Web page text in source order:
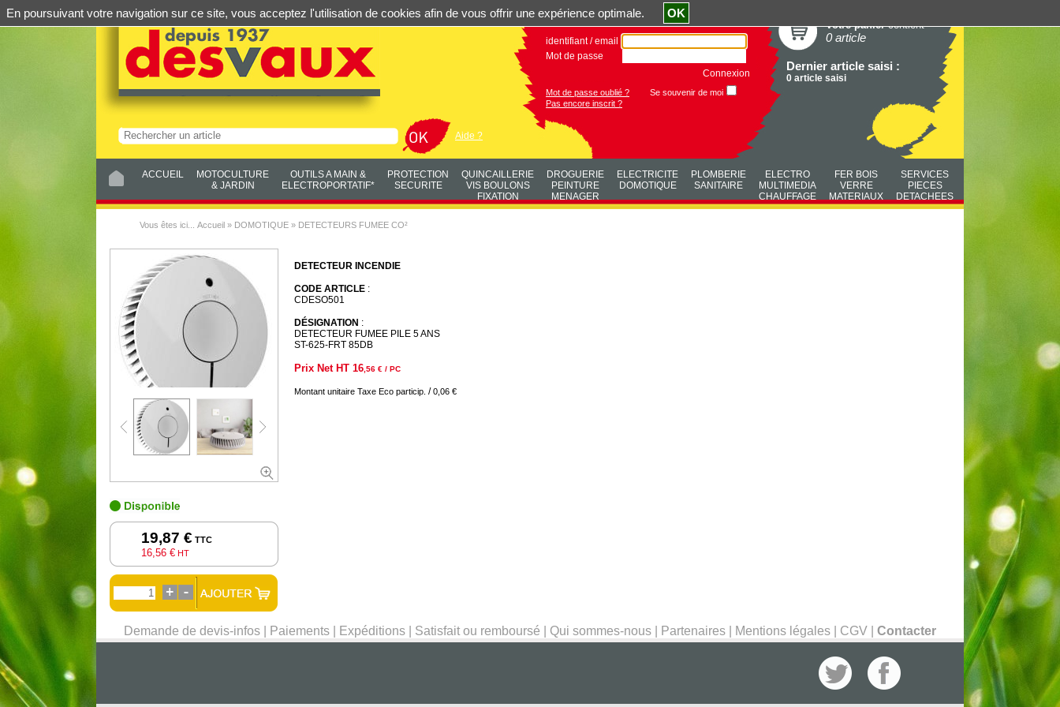
Aide ?
identifiant / email
Mot de passe
Connexion
Mot de passe oublié ?
Se souvenir de moi
Pas encore inscrit ?
Votre paniercontient
0 article
Dernier article saisi :
0 article saisi
ACCUEIL
MOTOCULTURE
& JARDIN
OUTILS A MAIN &
ELECTROPORTATIF*
PROTECTION
SECURITE
QUINCAILLERIE
VIS BOULONS
FIXATION
DROGUERIE
PEINTURE
MENAGER
ELECTRICITE
DOMOTIQUE
PLOMBERIE
SANITAIRE
ELECTRO
MULTIMEDIA
CHAUFFAGE
FER BOIS
VERRE
MATERIAUX
SERVICES
PIECES
DETACHEES
Vous êtes ici... Accueil » DOMOTIQUE » DETECTEURS FUMEE CO²
19,87 € TTC
16,56 € HT
DETECTEUR INCENDIE
CODE ARTICLE :
CDESO501
DÉSIGNATION :
DETECTEUR FUMEE PILE 5 ANS
ST-625-FRT 85DB
Prix Net HT 16 ,56 € / PC
Montant unitaire Taxe Eco particip. /0,06 €
Demande de devis-infos Paiements Expéditions Satisfait ou remboursé Qui sommes-nous Partenaires Mentions légales CGV Contacter
En poursuivant votre navigation sur ce site, vous acceptez l'utilisation de cookies afin de vous offrir une expérience optimale. OK